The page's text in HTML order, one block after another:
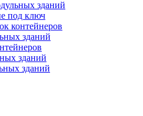
зданий
под ключ
контейнеров
зданий
зданий
зданий